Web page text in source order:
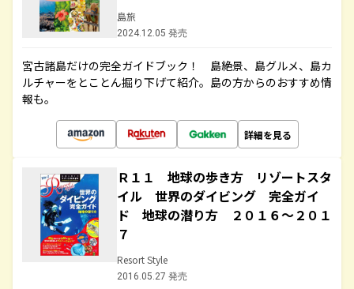
島旅
2024.12.05 発売
宮古諸島だけの完全ガイドブック！ 島絶景、島グルメ、島カ
ルチャーをとことん掘り下げて紹介。島の方からのおすすめ情
報も。
詳細を見る
Ｒ１１ 地球の歩き方 リゾートスタ
イル 世界のダイビング 完全ガイ
ド 地球の潜り方 ２０１６～２０１
７
Resort Style
2016.05.27 発売